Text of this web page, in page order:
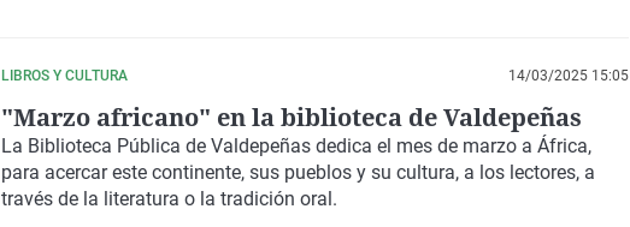
LIBROS Y CULTURA 14/03/2025 15:05
"Marzo africano" en la biblioteca de Valdepeñas
La Biblioteca Pública de Valdepeñas dedica el mes de marzo a África,
para acercar este continente, sus pueblos y su cultura, a los lectores, a
través de la literatura o la tradición oral.